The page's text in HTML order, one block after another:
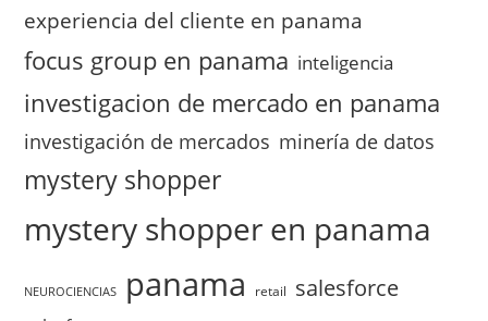
experiencia del cliente en panama
focus group en panama inteligencia
investigacion de mercado en panama
investigación de mercados minería de datos
mystery shopper
mystery shopper en panama
NEUROCIENCIAS panama retail salesforce